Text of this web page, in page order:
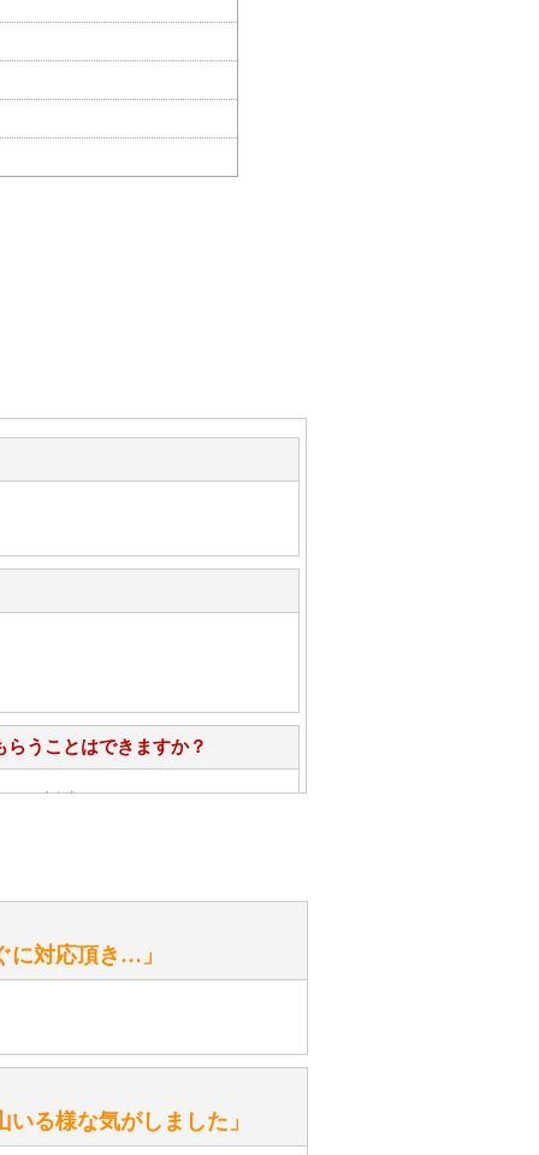
うことはできますか？
入れ方法を教えてください。
に対応頂き…」
）
る様な気がしました」